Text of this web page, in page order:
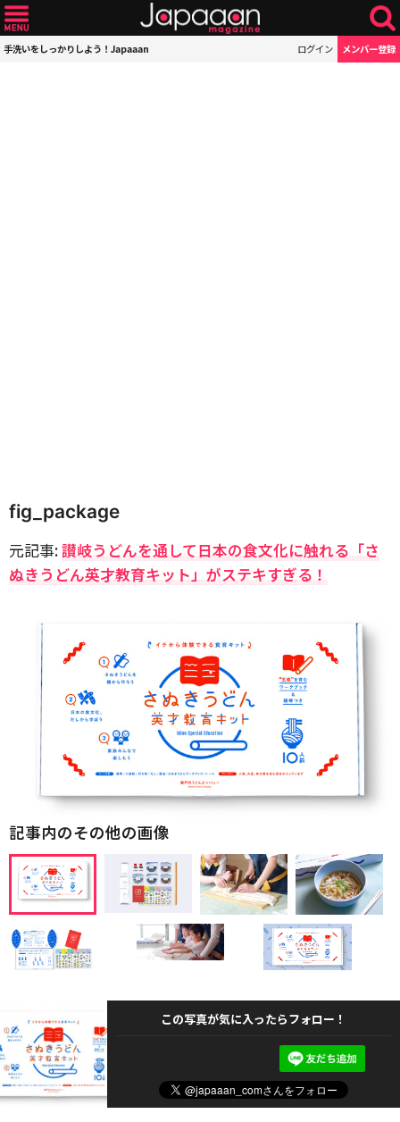
手洗いをしっかりしよう！Japaaan ログイン メンバー登録
fig_package
元記事:讃岐うどんを通して日本の食文化に触れる「さ
ぬきうどん英才教育キット」がステキすぎる！
記事内のその他の画像
この写真が気に入ったらフォロー！